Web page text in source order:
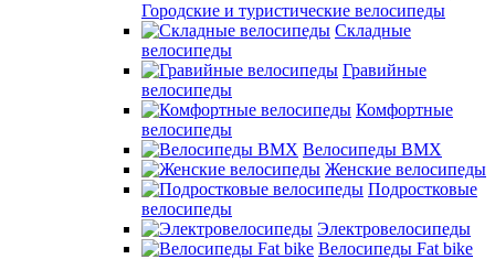
Городские и туристические велосипеды
Складные
велосипеды
Гравийные
велосипеды
Комфортные
велосипеды
Велосипеды BMX
Женские велосипеды
Подростковые
велосипеды
Электровелосипеды
Велосипеды Fat bike